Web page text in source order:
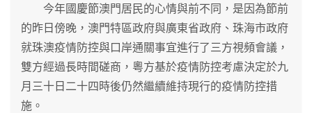
今年國慶節澳門居民的心情與前不同，是因為節前
的昨日傍晚，澳門特區政府與廣東省政府、珠海市政府
就珠澳疫情防控與口岸通關事宜進行了三方視頻會議，
雙方經過長時間磋商，粵方基於疫情防控考慮決定於九
月三十日二十四時後仍然繼續維持現行的疫情防控措
施。